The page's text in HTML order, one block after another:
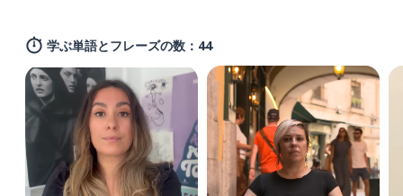
学ぶ単語とフレーズの数：44